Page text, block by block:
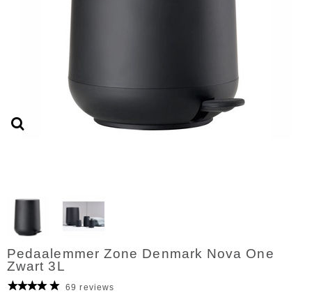
Pedaalemmer Zone Denmark Nova One
Zwart 3L
69 reviews